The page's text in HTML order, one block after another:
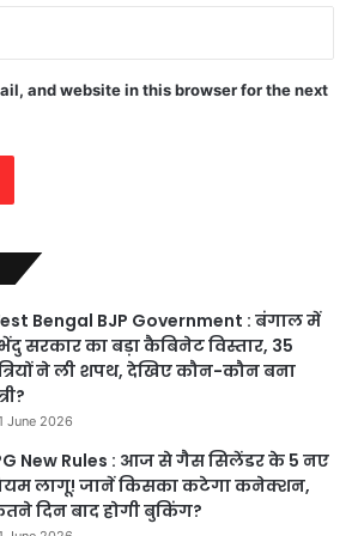
and website in this browser for the next
Bengal BJP Government : बंगाल में
सरकार का बड़ा कैबिनेट विस्तार, 35
ने ली शपथ, देखिए कौन-कौन बना
June 2026
New Rules : आज से गैस सिलेंडर के 5 नए
लागू! जानें किसका कटेगा कनेक्शन,
दिन बाद होगी बुकिंग?